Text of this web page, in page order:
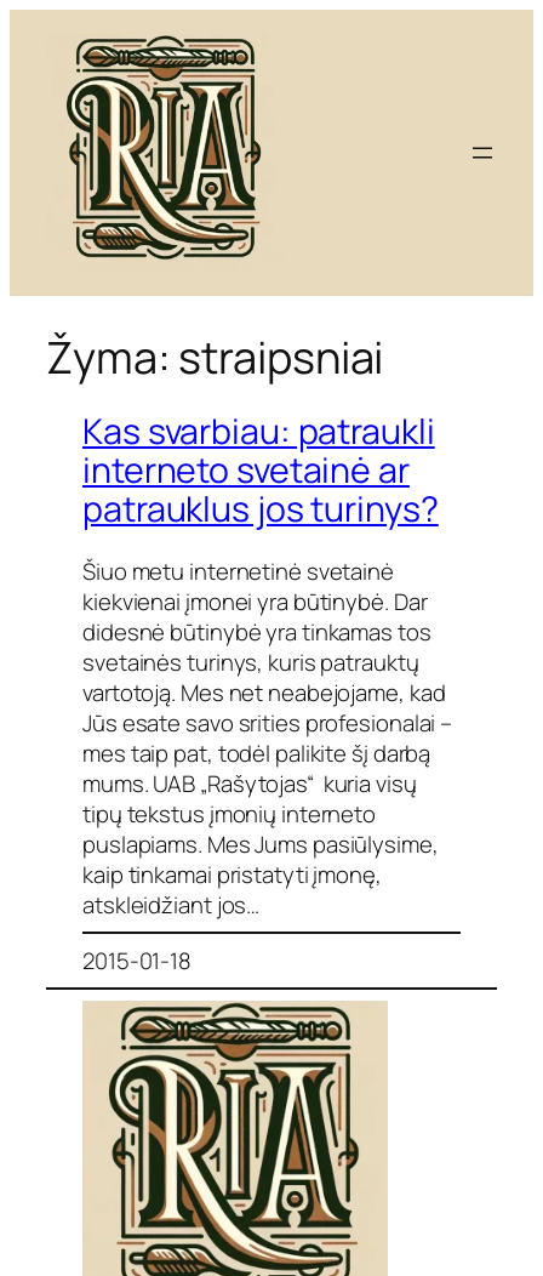
turinio
Žyma: straipsniai
Kas svarbiau: patraukli
interneto svetainė ar
patrauklus jos turinys?
Šiuo metu internetinė svetainė
kiekvienai įmonei yra būtinybė. Dar
didesnė būtinybė yra tinkamas tos
svetainės turinys, kuris patrauktų
vartotoją. Mes net neabejojame, kad
Jūs esate savo srities profesionalai –
mes taip pat, todėl palikite šį darbą
mums. UAB „Rašytojas“ kuria visų
tipų tekstus įmonių interneto
puslapiams. Mes Jums pasiūlysime,
kaip tinkamai pristatyti įmonę,
atskleidžiant jos…
2015-01-18